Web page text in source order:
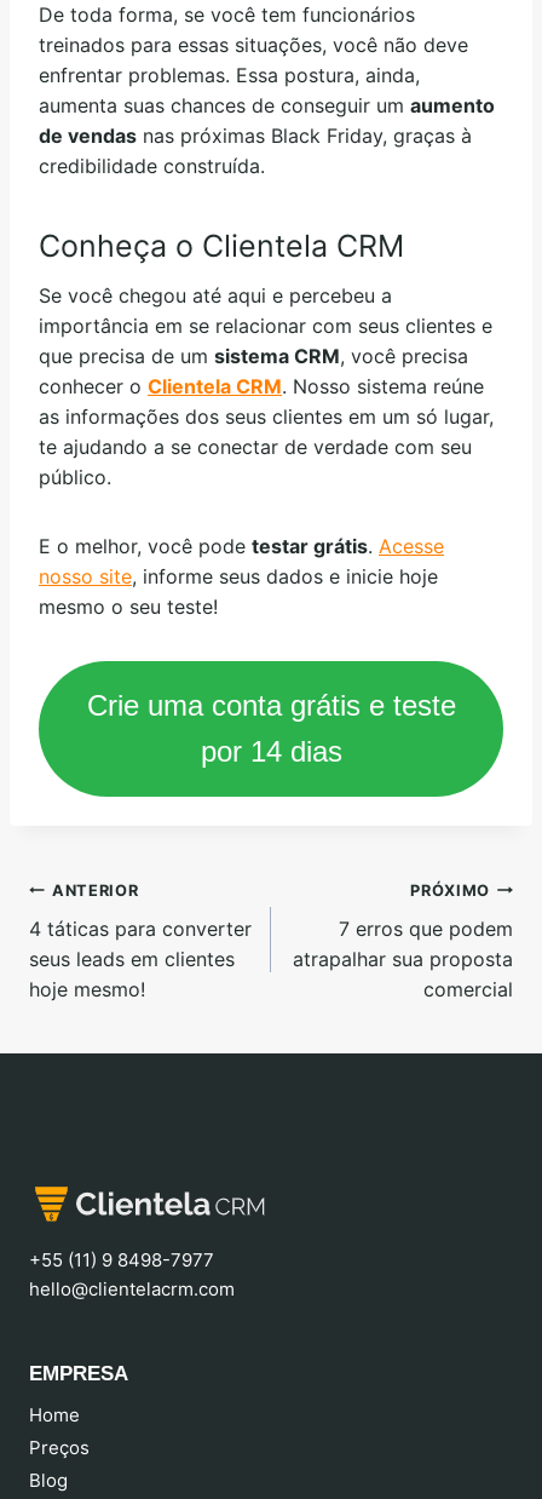
De toda forma, se você tem funcionários
treinados para essas situações, você não deve
enfrentar problemas. Essa postura, ainda,
aumenta suas chances de conseguir um aumento
de vendas nas próximas Black Friday, graças à
credibilidade construída.
Conheça o Clientela CRM
Se você chegou até aqui e percebeu a
importância em se relacionar com seus clientes e
que precisa de um sistema CRM, você precisa
conhecer o Clientela CRM. Nosso sistema reúne
as informações dos seus clientes em um só lugar,
te ajudando a se conectar de verdade com seu
público.
E o melhor, você pode testar grátis. Acesse
nosso site, informe seus dados e inicie hoje
mesmo o seu teste!
Crie uma conta grátis e teste
por 14 dias
ANTERIOR
4 táticas para converter
seus leads em clientes
hoje mesmo!
PRÓXIMO
7 erros que podem
atrapalhar sua proposta
comercial
+55 (11) 9 8498-7977
hello@clientelacrm.com
EMPRESA
Home
Preços
Blog